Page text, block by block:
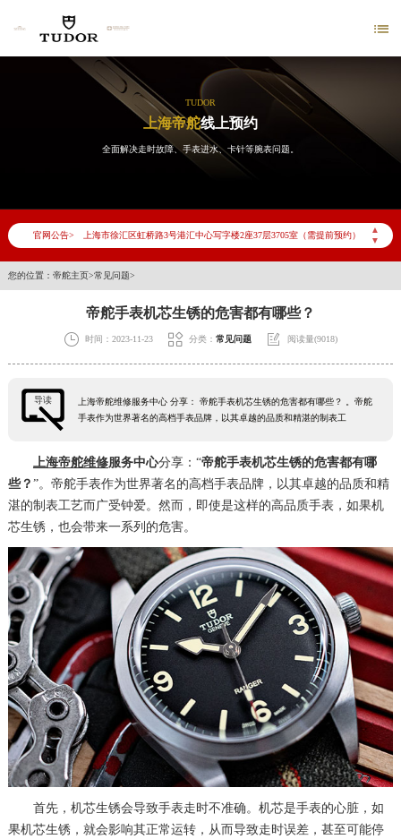

TUDOR
上海帝舵线上预约
全面解决走时故障、手表进水、卡针等腕表问题。
官网公告>
▲
▼
2026年6月帝舵上海市售后服务网络优化升级公告
节假日正常营业！
您的位置： 帝舵主页>常见问题>
帝舵手表机芯生锈的危害都有哪些？
 时间：2023-11-23  分类： 常见问题  阅读量(9018)
导读
上海帝舵维修服务中心 分享： 帝舵手表机芯生锈的危害都有哪些？ 。帝舵
手表作为世界著名的高档手表品牌，以其卓越的品质和精湛的制表工
上海帝舵维修服务中心分享：“帝舵手表机芯生锈的危害都有哪
些？ ”。帝舵手表作为世界著名的高档手表品牌，以其卓越的品质和精
湛的制表工艺而广受钟爱。然而，即使是这样的高品质手表，如果机
芯生锈，也会带来一系列的危害。
首先，机芯生锈会导致手表走时不准确。机芯是手表的心脏，如
果机芯生锈，就会影响其正常运转，从而导致走时误差，甚至可能停